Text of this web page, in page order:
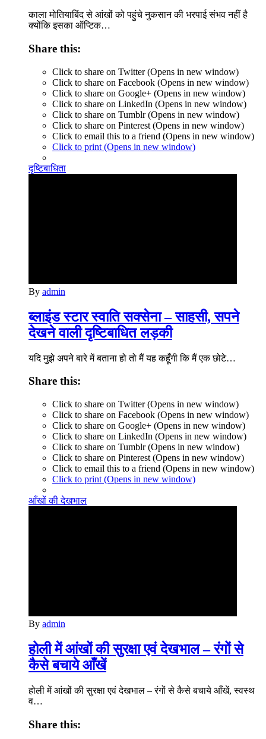
काला मोतियाबिंद से आंखों को पहुंचे नुकसान की भरपाई संभव नहीं है
क्योंकि इसका ऑप्टिक…
Share this:
Click to share on Twitter (Opens in new window)
Click to share on Facebook (Opens in new window)
Click to share on Google+ (Opens in new window)
Click to share on LinkedIn (Opens in new window)
Click to share on Tumblr (Opens in new window)
Click to share on Pinterest (Opens in new window)
Click to email this to a friend (Opens in new window)
Click to print (Opens in new window)
दृष्टिबाधिता
By admin
ब्लाइंड स्टार स्वाति सक्सेना – साहसी, सपने
देखने वाली दृष्टिबाधित लड़की
यदि मुझे अपने बारे में बताना हो तो मैं यह कहूँगी कि मैं एक छोटे…
Share this:
Click to share on Twitter (Opens in new window)
Click to share on Facebook (Opens in new window)
Click to share on Google+ (Opens in new window)
Click to share on LinkedIn (Opens in new window)
Click to share on Tumblr (Opens in new window)
Click to share on Pinterest (Opens in new window)
Click to email this to a friend (Opens in new window)
Click to print (Opens in new window)
आँखों की देखभाल
By admin
होली में आंखों की सुरक्षा एवं देखभाल – रंगों से
कैसे बचाये आँखें
होली में आंखों की सुरक्षा एवं देखभाल – रंगों से कैसे बचाये आँखें, स्वस्थ
व…
Share this: